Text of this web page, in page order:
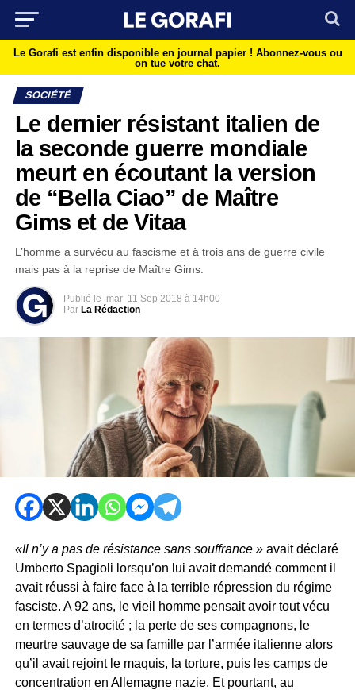
Le Gorafi est enfin disponible en journal papier ! Abonnez-vous ou
on tue votre chat.
SOCIÉTÉ
Le dernier résistant italien de
la seconde guerre mondiale
meurt en écoutant la version
de “Bella Ciao” de Maître
Gims et de Vitaa
L’homme a survécu au fascisme et à trois ans de guerre civile
mais pas à la reprise de Maître Gims.
Publié le mar 11 Sep 2018 à 14h00
Par La Rédaction
«Il n’y a pas de résistance sans souffrance »avait déclaré
Umberto Spagioli lorsqu’on lui avait demandé comment il
avait réussi à faire face à la terrible répression du régime
fasciste. A 92 ans, le vieil homme pensait avoir tout vécu
en termes d’atrocité ; la perte de ses compagnons, le
meurtre sauvage de sa famille par l’armée italienne alors
qu’il avait rejoint le maquis, la torture, puis les camps de
concentration en Allemagne nazie. Et pourtant, au